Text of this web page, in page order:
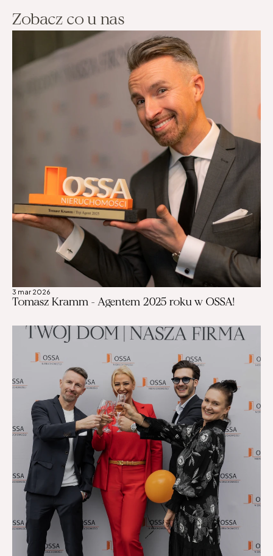
inwestycji gwarantują prestiż i komfort
życia.ApartamentNieruchomość wyróżnia się
funkcjonalnym układem i starannym
wykończeniem:Salon z kuchniąSypialniaHol,
łazienka.Z salonu prowadzi wyjście na taras, z
którego rozciąga się zachwycający widok na Zatokę
Pucką.LokalizacjaPuck to malownicze miasteczko
nad Zatoką Pucką, które łączy urok dawnej osady
rybackiej z nowoczesnością nadmorskiego kurortu.
Nowa marina jachtowa, klimatyczny rynek, liczne
trasy rowerowe i bliskość Parku Krajobrazowego
sprawiają, że jest to idealne miejsce zarówno do
życia na co dzień, jak i jako baza do aktywnego
wypoczynku.Dodatkowe atuty1 miejsce postojowe
w hali garażowej - dodatkowo płatne 40 tys.
zł.Bezpośredni dostęp do plaży i terenów
rekreacyjnychSkontaktuj się z nami i umów na
prezentację - to oferta dla osób, które szukają
połączenia luksusu, natury i prestiżowej lokalizacji
nad morzem.
Zobacz co u nas
3 mar 2026
Tomasz Kramm - Agentem 2025 roku w OSSA!